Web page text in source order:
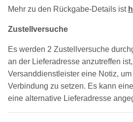
Mehr zu den Rückgabe-Details ist
Zustellversuche
Es werden 2 Zustellversuche
an der Lieferadresse anzutreffen
Versanddienstleister eine Notiz,
Verbindung zu setzen. Es kann
eine alternative Lieferadresse